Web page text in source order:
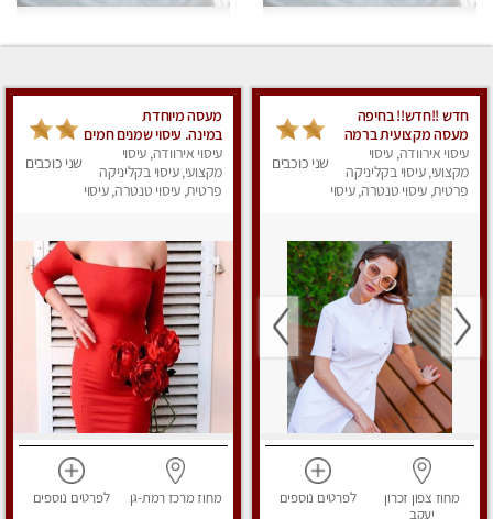
חדש !!חדש!! בחיפה
מעסה מקצועית ברמה
גבוה
עיסוי אירוודה, עיסוי
מקצועי, עיסוי בקליניקה
פרטית, עיסוי טנטרה, עיסוי
שני כוכבים
מחוז צפון זכרון
יעקב
לפרטים נוספים
מעסה מיוחדת
במינה. עיסוי שמנים חמים
עיסוי אירוודה, עיסוי
מקצועי, עיסוי בקליניקה
פרטית, עיסוי טנטרה, עיסוי
שני כוכבים
מחוז מרכז רמת-גן לפרטים נוספים